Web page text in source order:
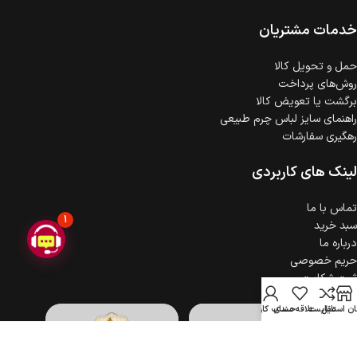
گارانتی معتبر برای تمامی محصولات ارائه می‌شود.خدمات مشتریان
حمل‌ و تحویل کالا
روش‌های پرداخت
برگشت یا تعویض کالا
راهنمای سایز لباس چرم طبیعی
رهگیری سفارشات
لینک های کاربردی
تماس با ما
سبد خرید
درباره ما
حریم خصوصی
ثبت شکایت
استایلمقایسهعلاقه مندی
حساب کاربری
1